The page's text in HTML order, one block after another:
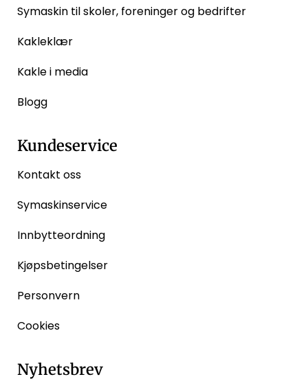
Symaskin til skoler, foreninger og bedrifter
Kakleklær
Kakle i media
Blogg
Kundeservice
Kontakt oss
Symaskinservice
Innbytteordning
Kjøpsbetingelser
Personvern
Cookies
Nyhetsbrev